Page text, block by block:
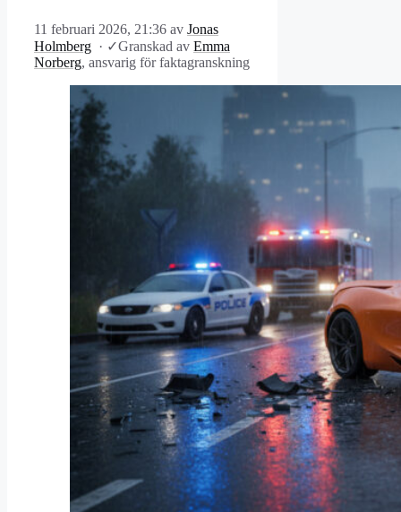
11 februari 2026, 21:36 av Jonas
Holmberg · ✓Granskad av Emma
Norberg, ansvarig för faktagranskning